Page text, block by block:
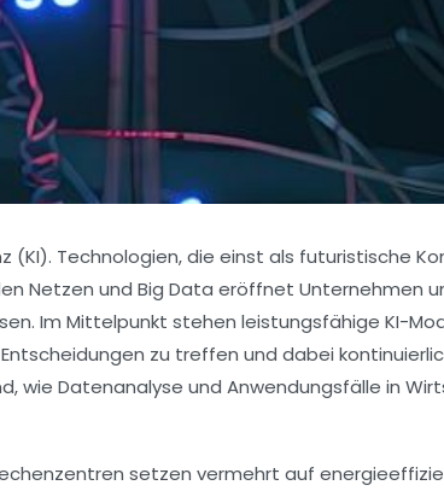
(KI). Technologien, die einst als futuristische
Netzen und Big Data eröffnet Unternehmen
Im Mittelpunkt stehen leistungsfähige KI-
zu treffen und dabei
wie Datenanalyse und Anwendungsfälle in
setzen vermehrt auf